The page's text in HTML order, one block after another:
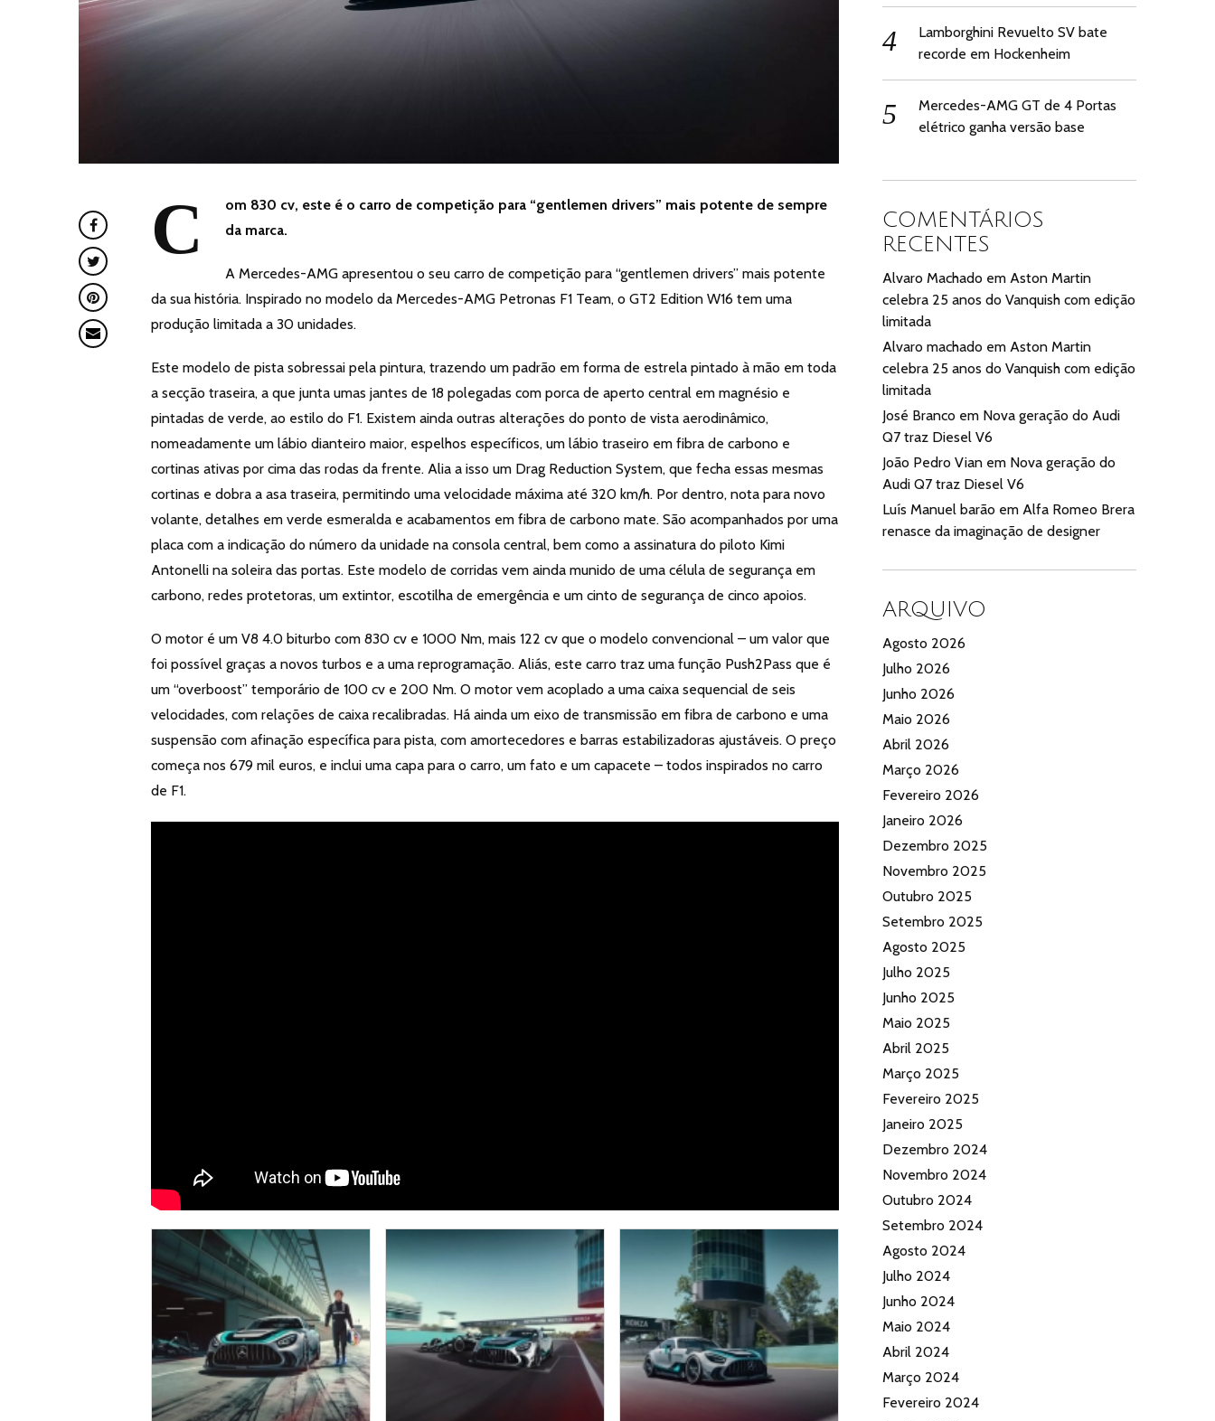
C
om 830 cv, este é o carro de competição para “gentlemen drivers” mais potente de sempre
da marca.
A Mercedes-AMG apresentou o seu carro de competição para “gentlemen drivers” mais potente
da sua história. Inspirado no modelo da Mercedes-AMG Petronas F1 Team, o GT2 Edition W16 tem uma
produção limitada a 30 unidades.
Este modelo de pista sobressai pela pintura, trazendo um padrão em forma de estrela pintado à mão em toda
a secção traseira, a que junta umas jantes de 18 polegadas com porca de aperto central em magnésio e
pintadas de verde, ao estilo do F1. Existem ainda outras alterações do ponto de vista aerodinâmico,
nomeadamente um lábio dianteiro maior, espelhos específicos, um lábio traseiro em fibra de carbono e
cortinas ativas por cima das rodas da frente. Alia a isso um Drag Reduction System, que fecha essas mesmas
cortinas e dobra a asa traseira, permitindo uma velocidade máxima até 320 km/h. Por dentro, nota para novo
volante, detalhes em verde esmeralda e acabamentos em fibra de carbono mate. São acompanhados por uma
placa com a indicação do número da unidade na consola central, bem como a assinatura do piloto Kimi
Antonelli na soleira das portas. Este modelo de corridas vem ainda munido de uma célula de segurança em
carbono, redes protetoras, um extintor, escotilha de emergência e um cinto de segurança de cinco apoios.
O motor é um V8 4.0 biturbo com 830 cv e 1000 Nm, mais 122 cv que o modelo convencional – um valor que
foi possível graças a novos turbos e a uma reprogramação. Aliás, este carro traz uma função Push2Pass que é
um “overboost” temporário de 100 cv e 200 Nm. O motor vem acoplado a uma caixa sequencial de seis
velocidades, com relações de caixa recalibradas. Há ainda um eixo de transmissão em fibra de carbono e uma
suspensão com afinação específica para pista, com amortecedores e barras estabilizadoras ajustáveis. O preço
começa nos 679 mil euros, e inclui uma capa para o carro, um fato e um capacete – todos inspirados no carro
de F1.
Lamborghini Revuelto SV bate
recorde em Hockenheim
Mercedes-AMG GT de 4 Portas
elétrico ganha versão base
COMENTÁRIOS
RECENTES
Alvaro Machado emAston Martin
celebra 25 anos do Vanquish com edição
limitada
Alvaro machado emAston Martin
celebra 25 anos do Vanquish com edição
limitada
José Branco em Nova geração do Audi
Q7 traz Diesel V6
João Pedro Vian em Nova geração do
Audi Q7 traz Diesel V6
Luís Manuel barão emAlfa Romeo Brera
renasce da imaginação de designer
ARQUIVO
Agosto 2026
Julho 2026
Junho 2026
Maio 2026
Abril 2026
Março 2026
Fevereiro 2026
Janeiro 2026
Dezembro 2025
Novembro 2025
Outubro 2025
Setembro 2025
Agosto 2025
Julho 2025
Junho 2025
Maio 2025
Abril 2025
Março 2025
Fevereiro 2025
Janeiro 2025
Dezembro 2024
Novembro 2024
Outubro 2024
Setembro 2024
Agosto 2024
Julho 2024
Junho 2024
Maio 2024
Abril 2024
Março 2024
Fevereiro 2024